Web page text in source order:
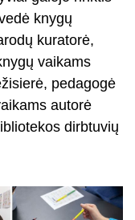
knygų
kuratorė,
vaikams
pedagogė
autorė
dirbtuvių